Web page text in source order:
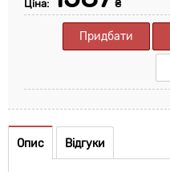
Ціна: ₴
Придбати
Опис Відгуки